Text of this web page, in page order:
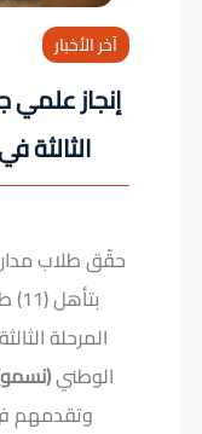
آخر الأخبار
الثالثة
حقّق طلاب مدارس
المرحلة
الوطني
وتقدمهم